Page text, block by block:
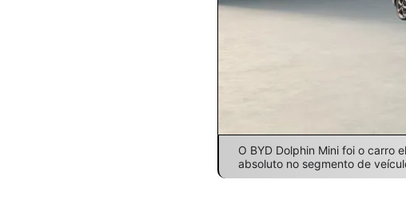
O BYD Dolphin Mini foi o carro
absoluto no segmento de